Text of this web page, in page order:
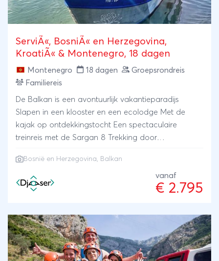
ServiÃ«, BosniÃ« en Herzegovina,
KroatiÃ« & Montenegro, 18 dagen
Montenegro 18 dagen
Groepsrondreis
Familiereis
De Balkan is een avontuurlijk vakantieparadijs
Slapen in een klooster en een ecolodge Met de
kajak op ontdekkingstocht Een spectaculaire
treinreis met de Sargan 8 Trekking door
Bosnië en Herzegovina, Balkan
vanaf
€ 2.795